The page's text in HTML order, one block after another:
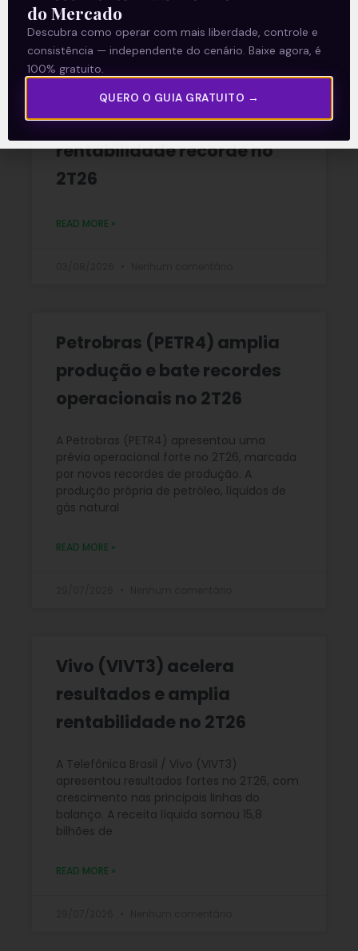
06/08/2026
Multiplan (MULT3) combina
crescimento operacional e
rentabilidade recorde no
2T26
READ MORE »
Petrobras (PETR4) amplia
produção e bate recordes
operacionais no 2T26
A Petrobras (PETR4) apresentou uma
prévia operacional forte no 2T26, marcada
por novos recordes de produção. A
produção própria de petróleo, líquidos de
gás natural
READ MORE »
Vivo (VIVT3) acelera
resultados e amplia
rentabilidade no 2T26
A Telefônica Brasil / Vivo (VIVT3)
apresentou resultados fortes no 2T26, com
crescimento nas principais linhas do
balanço. A receita líquida somou 15,8
bilhões de
READ MORE »
do Mercado
Descubra como operar com mais liberdade, controle e
consistência — independente do cenário. Baixe agora, é
100% gratuito.
QUERO O GUIA GRATUITO →